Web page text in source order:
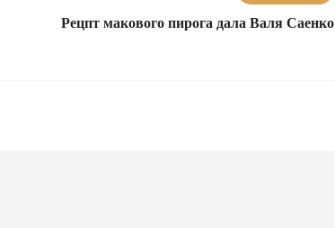
Рецпт макового пирога дала Валя Саенко